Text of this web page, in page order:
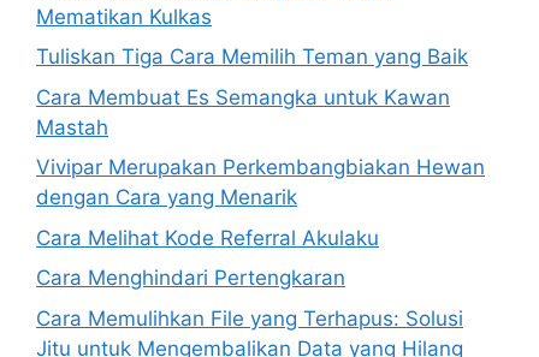
Mematikan Kulkas
Tuliskan Tiga Cara Memilih Teman yang Baik
Cara Membuat Es Semangka untuk Kawan
Mastah
Vivipar Merupakan Perkembangbiakan Hewan
dengan Cara yang Menarik
Cara Melihat Kode Referral Akulaku
Cara Menghindari Pertengkaran
Cara Memulihkan File yang Terhapus: Solusi
Jitu untuk Mengembalikan Data yang Hilang